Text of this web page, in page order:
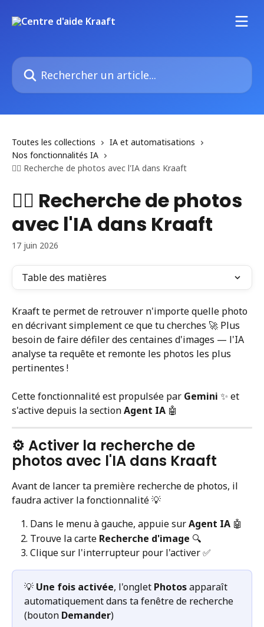
Rechercher un article...
Toutes les collections
IA et automatisations
Nos fonctionnalités IA
🕵️‍♀️ Recherche de photos avec l'IA dans Kraaft
🕵️‍♀️ Recherche de photos
avec l'IA dans Kraaft
17 juin 2026
Table des matières
Kraaft te permet de retrouver n'importe quelle photo
en décrivant simplement ce que tu cherches 🚀 Plus
besoin de faire défiler des centaines d'images — l'IA
analyse ta requête et remonte les photos les plus
pertinentes !
Cette fonctionnalité est propulsée par Gemini ✨ et
s'active depuis la section Agent IA 🤖
⚙️ Activer la recherche de
photos avec l'IA dans Kraaft
Avant de lancer ta première recherche de photos, il
faudra activer la fonctionnalité 💡
Dans le menu à gauche, appuie sur Agent IA 🤖
Trouve la carte Recherche d'image 🔍
Clique sur l'interrupteur pour l'activer ✅
💡 Une fois activée, l'onglet Photos apparaît
automatiquement dans ta fenêtre de recherche
(bouton Demander)